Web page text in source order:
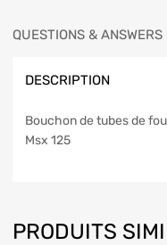
QUESTIONS & ANSWERS
DESCRIPTION
Bouchon de tubes de
Msx 125
PRODUITS